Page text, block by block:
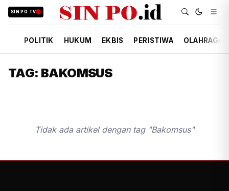
SIN PO TV
POLITIK HUKUM EKBIS PERISTIWA OLAHRAGA
TAG: BAKOMSUS
Tidak ada artikel dengan tag "Bakomsus"